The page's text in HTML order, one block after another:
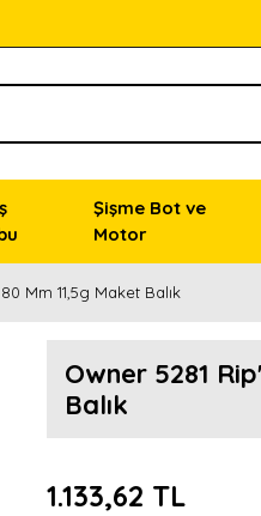
Şişme Bot ve
Motor
Mm 11,5g Maket Balık
Owner 5281
Balık
1.133,62 TL